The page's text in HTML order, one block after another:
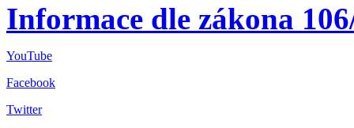
Informace dle zákona
YouTube
Facebook
Twitter